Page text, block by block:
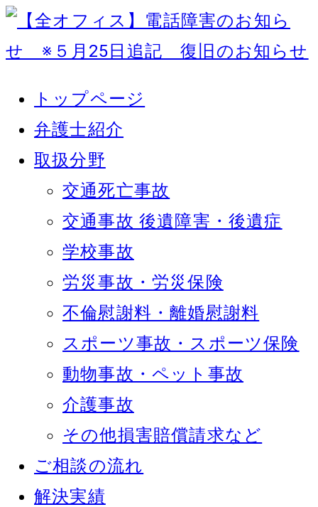
トップページ
弁護士紹介
取扱分野
交通死亡事故
交通事故 後遺障害・後遺症
学校事故
労災事故・労災保険
不倫慰謝料・離婚慰謝料
スポーツ事故・スポーツ保険
動物事故・ペット事故
介護事故
その他損害賠償請求など
ご相談の流れ
解決実績